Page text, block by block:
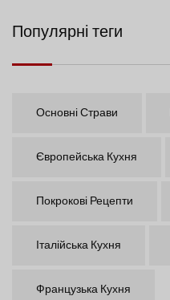
Популярні теги
Основні Страви
Європейська Кухня
Покрокові Рецепти
Італійська Кухня
Французька Кухня